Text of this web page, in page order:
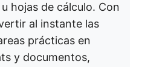
hojas de cálculo. Con
al instante las
prácticas en
y documentos,